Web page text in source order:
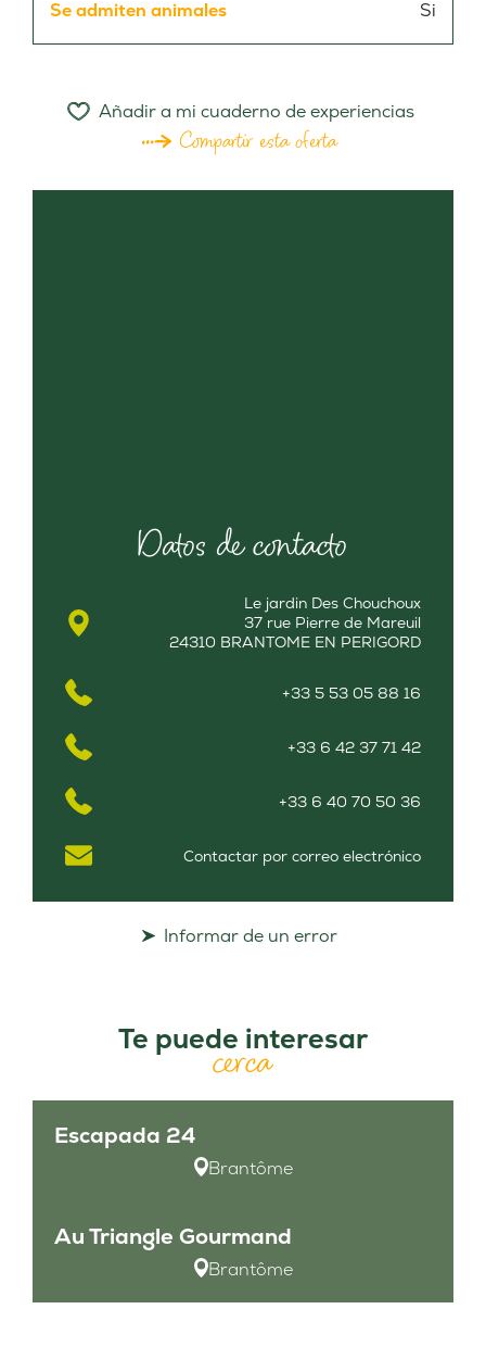
Se admiten animales
Si
Añadir a mi cuaderno de experiencias
Compartir esta oferta
Datos de contacto
Le jardin Des Chouchoux
37 rue Pierre de Mareuil
24310 BRANTOME EN PERIGORD
+33 5 53 05 88 16
+33 6 42 37 71 42
+33 6 40 70 50 36
Contactar por correo electrónico
Informar de un error
Te puede interesar
cerca
Escapada 24
Brantôme
Au Triangle Gourmand
Brantôme